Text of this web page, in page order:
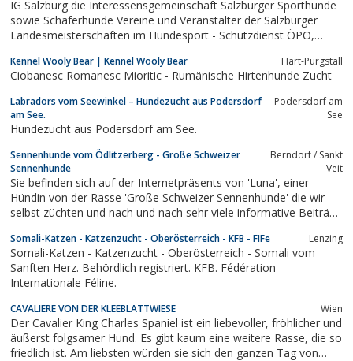
IG Salzburg die Interessensgemeinschaft Salzburger Sporthunde
sowie Schäferhunde Vereine und Veranstalter der Salzburger
Landesmeisterschaften im Hundesport - Schutzdienst ÖPO,
Kennel Wooly Bear | Kennel Wooly Bear Hart-Purgstall
Ciobanesc Romanesc Mioritic - Rumänische Hirtenhunde Zucht
Labradors vom Seewinkel – Hundezucht aus Podersdorf
am See.
Podersdorf am
See
Hundezucht aus Podersdorf am See.
Sennenhunde vom Ödlitzerberg - Große Schweizer
Sennenhunde
Berndorf / Sankt
Veit
Sie befinden sich auf der Internetpräsents von 'Luna', einer
Hündin von der Rasse 'Große Schweizer Sennenhunde' die wir
selbst züchten und nach und nach sehr viele informative Beiträge
Somali-Katzen - Katzenzucht - Oberösterreich - KFB - FIFe Lenzing
Somali-Katzen - Katzenzucht - Oberösterreich - Somali vom
Sanften Herz. Behördlich registriert. KFB. Fédération
Internationale Féline.
CAVALIERE VON DER KLEEBLATTWIESE Wien
Der Cavalier King Charles Spaniel ist ein liebevoller, fröhlicher und
äußerst folgsamer Hund. Es gibt kaum eine weitere Rasse, die so
friedlich ist. Am liebsten würden sie sich den ganzen Tag von